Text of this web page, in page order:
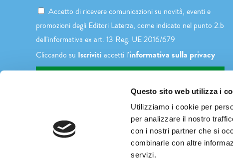
Questo sito web utilizza i
Utilizziamo i cookie per
per analizzare il nostro
con i nostri partner che si
combinarle con altre
servizi.
Accetto di ricevere comunicazioni su novità, eventi e
promozioni degli Editori Laterza, come indicato nel punto 2.b
dell'informativa ex art. 13 Reg. UE 2016/679
Cliccando su Iscriviti accetti l'informativa sulla privacy